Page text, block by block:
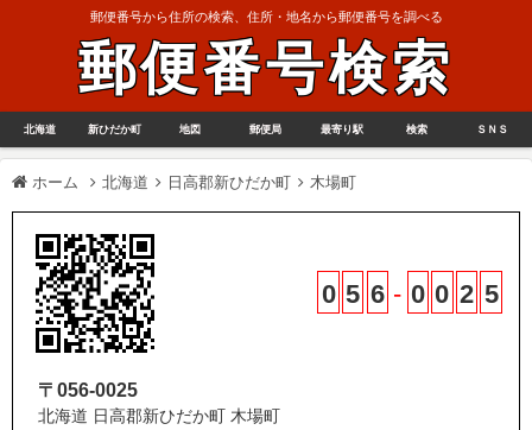
郵便番号から住所の検索、住所・地名から郵便番号を調べる
郵便番号検索
北海道 新ひだか町 地図 郵便局 最寄り駅 検索 ＳＮＳ
ホーム 北海道 日高郡新ひだか町 木場町
0 5 6 - 0 0 2 5
〒056-0025
北海道 日高郡新ひだか町 木場町